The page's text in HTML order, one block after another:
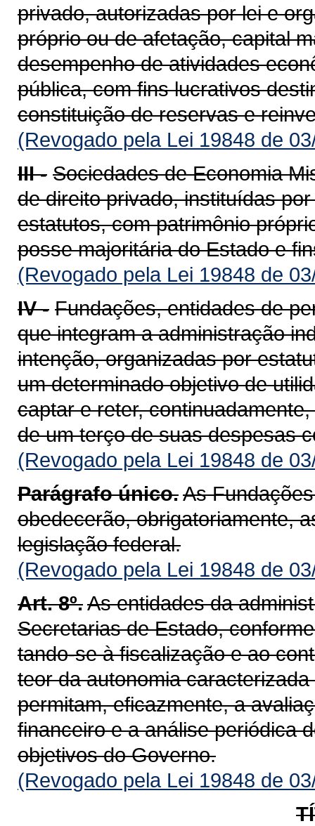
privado, autorizadas por lei e
próprio ou de afetação, capital
desempenho de atividades
pública, com fins lucrativos
consti­tuição de reservas e
(Revogado pela Lei 19848 de
III - Sociedades de Economia
de direito privado, instituídas
estatutos, com patrimônio
posse majoritária do Estado e
(Revogado pela Lei 19848 de
IV - Fundações, entidades de
que integram a administração
intenção, organizadas por
um determinado objetivo de
captar e reter,
de um terço de suas despesas
(Revogado pela Lei 19848 de
Parágrafo único.As
obedecerão, obrigatoriamente,
legislação federal.
(Revogado pela Lei 19848 de
Art. 8º.As entidades da
Secretarias de Estado,
tando-se à fiscalização e ao
teor da autonomia
permitam, eficazmente, a
financeiro e a análise periódica
objetivos do Governo.
(Revogado pela Lei 19848 de